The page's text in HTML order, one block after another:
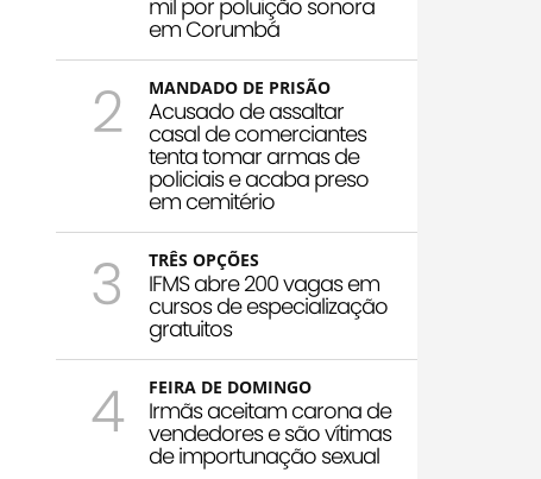
mil por poluição sonora
em Corumbá
2 MANDADO DE PRISÃO
Acusado de assaltar
casal de comerciantes
tenta tomar armas de
policiais e acaba preso
em cemitério
3 TRÊS OPÇÕES
IFMS abre 200 vagas em
cursos de especialização
gratuitos
4 FEIRA DE DOMINGO
Irmãs aceitam carona de
vendedores e são vítimas
de importunação sexual